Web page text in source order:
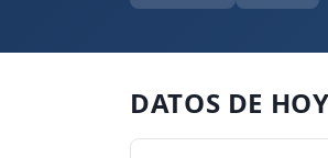
DATOS DE